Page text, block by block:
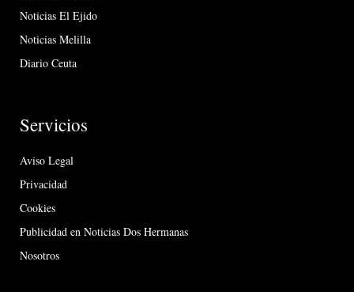
Noticias El Ejido
Noticias Melilla
Diario Ceuta
Servicios
Aviso Legal
Privacidad
Cookies
Publicidad en Noticias Dos Hermanas
Nosotros